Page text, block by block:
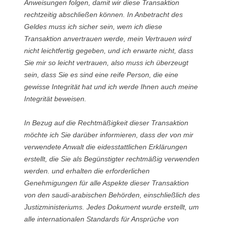
Anweisungen folgen, damit wir diese Transaktion
rechtzeitig abschließen können. In Anbetracht des
Geldes muss ich sicher sein, wem ich diese
Transaktion anvertrauen werde, mein Vertrauen wird
nicht leichtfertig gegeben, und ich erwarte nicht, dass
Sie mir so leicht vertrauen, also muss ich überzeugt
sein, dass Sie es sind eine reife Person, die eine
gewisse Integrität hat und ich werde Ihnen auch meine
Integrität beweisen.
In Bezug auf die Rechtmäßigkeit dieser Transaktion
möchte ich Sie darüber informieren, dass der von mir
verwendete Anwalt die eidesstattlichen Erklärungen
erstellt, die Sie als Begünstigter rechtmäßig verwenden
werden. und erhalten die erforderlichen
Genehmigungen für alle Aspekte dieser Transaktion
von den saudi-arabischen Behörden, einschließlich des
Justizministeriums. Jedes Dokument wurde erstellt, um
alle internationalen Standards für Ansprüche von